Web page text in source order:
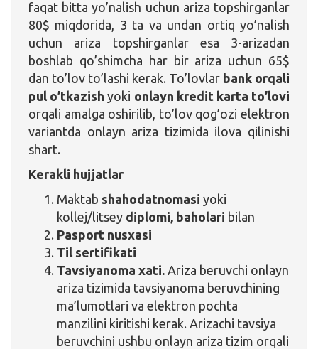
faqat bitta yo’nalish uchun ariza topshirganlar
80$ miqdorida, 3 ta va undan ortiq yo’nalish
uchun ariza topshirganlar esa 3-arizadan
boshlab qo’shimcha har bir ariza uchun 65$
dan to’lov to’lashi kerak. To’lovlar bank orqali
pul o’tkazish yoki onlayn kredit karta to’lovi
orqali amalga oshirilib, to’lov qog’ozi elektron
variantda onlayn ariza tizimida ilova qilinishi
shart.
Kerakli hujjatlar
Maktab shahodatnomasi yoki
kollej/litsey diplomi, baholari bilan
Pasport nusxasi
Til sertifikati
Tavsiyanoma xati. Ariza beruvchi onlayn
ariza tizimida tavsiyanoma beruvchining
ma’lumotlari va elektron pochta
manzilini kiritishi kerak. Arizachi tavsiya
beruvchini ushbu onlayn ariza tizim orqali